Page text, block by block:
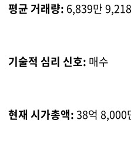
평균 거래량: 6,839만
기술적 심리 신호: 매수
현재 시가총액:38억 8,000